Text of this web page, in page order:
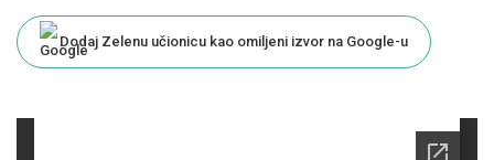
Dodaj Zelenu učionicu kao omiljeni izvor na Google-u